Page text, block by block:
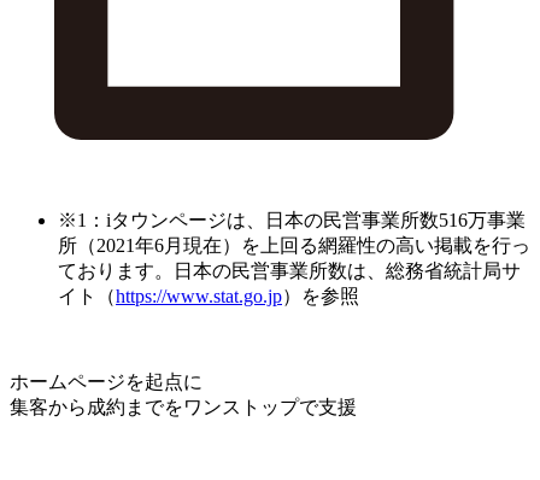
※1：iタウンページは、日本の民営事業所数516万事業
所（2021年6月現在）を上回る網羅性の高い掲載を行っ
ております。日本の民営事業所数は、総務省統計局サ
イト（https://www.stat.go.jp）を参照
ホームページを起点に
集客から成約までをワンストップで支援